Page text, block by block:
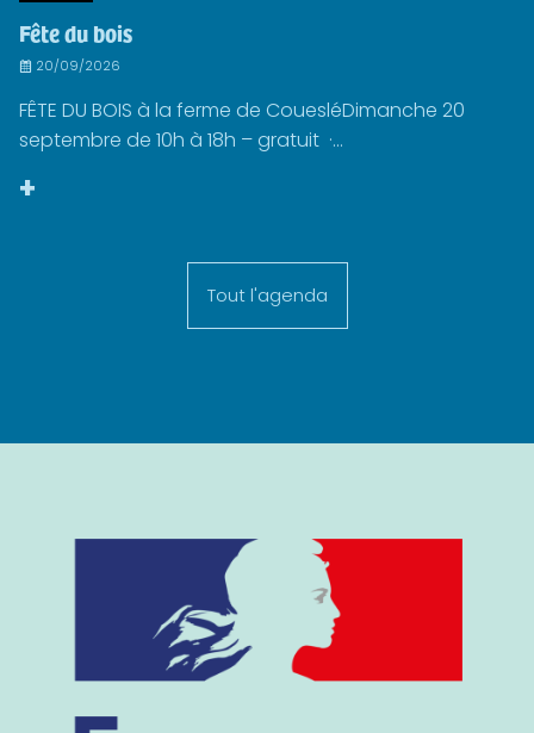
Fête du bois
20/09/2026
FÊTE DU BOIS à la ferme de CouesléDimanche 20
septembre de 10h à 18h – gratuit ·...
+
Tout l'agenda